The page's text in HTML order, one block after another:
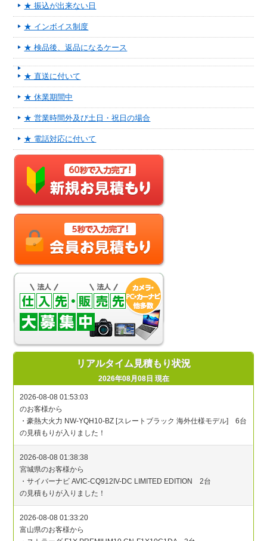
★ 振込が出来ない日
★ インボイス制度
★ 検品後、返品になるケース
★ 直送に付いて
★ 休業期間中
★ 営業時間外及び土日・祝日の場合
★ 電話対応に付いて
リアルタイム見積もり状況
2026年08月08日 現在